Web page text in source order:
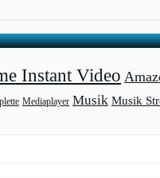
Instant Video
Mediaplayer Musik Musik